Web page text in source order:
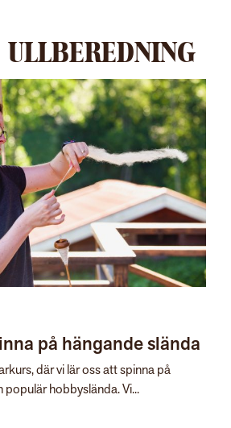
ULLBEREDNING
på hängande slända
där vi lär oss att spinna på
populär hobbyslända. Vi...